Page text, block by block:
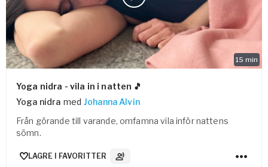
15 min
Yoga nidra - vila in i natten 🎵
Yoga nidra med Johanna Alvin
Från görande till varande, omfamna vila inför nattens
sömn.
LAGRE I FAVORITTER 3 Lydspor